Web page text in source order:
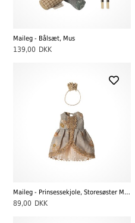
Maileg - Bålsæt, Mus
139,00 DKK
Maileg - Prinsessekjole, Storesøster Mus
89,00 DKK